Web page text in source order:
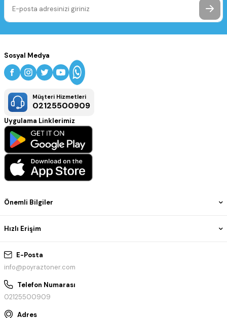
E-Posta
info@poyraztoner.com
Telefon Numarası
02125500909
Adres
Önemli Bilgiler
Hızlı Erişim
Sosyal Medya
Müşteri Hizmetleri
02125500909
Uygulama Linklerimiz